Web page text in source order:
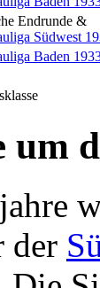
Endrunde &
Südwest
Baden
der